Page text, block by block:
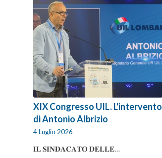
XIX Congresso UIL. L'intervento
di Antonio Albrizio
4 Luglio 2026
𝐈𝐋 𝐒𝐈𝐍𝐃𝐀𝐂𝐀𝐓𝐎 𝐃𝐄𝐋𝐋𝐄…